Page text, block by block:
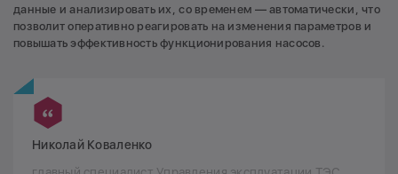
данные и анализировать их, со временем — автоматически, что
позволит оперативно реагировать на изменения параметров и
повышать эффективность функционирования насосов.
Николай Коваленко